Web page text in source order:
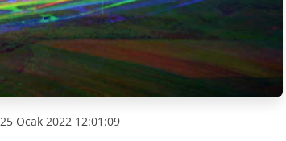
25 Ocak 2022 12:01:09